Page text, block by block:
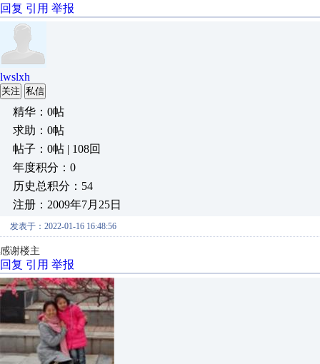
回复 引用 举报
lwslxh
关注 私信
精华：0帖
求助：0帖
帖子：0帖 | 108回
年度积分：0
历史总积分：54
注册：2009年7月25日
发表于：2022-01-16 16:48:56
感谢楼主
回复 引用 举报